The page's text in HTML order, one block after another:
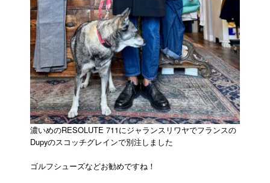
濃いめのRESOLUTE 711にジャランスリワヤでフランスの
Dupyのスコッチグレインで別注しました
ゴルフシューズなどお勧めですね！